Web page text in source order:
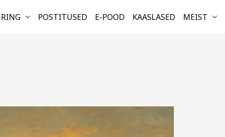
POSTITUSED E-POOD KAASLASED MEIST